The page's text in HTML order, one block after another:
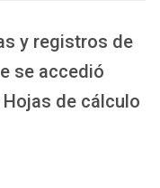
y registros de
se accedió
de cálculo